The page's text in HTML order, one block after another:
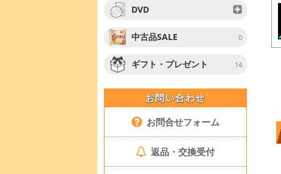
DVD
中古品SALE 0
ギフト・プレゼント 14
お問い合わせ
お問合せフォーム
返品・交換受付